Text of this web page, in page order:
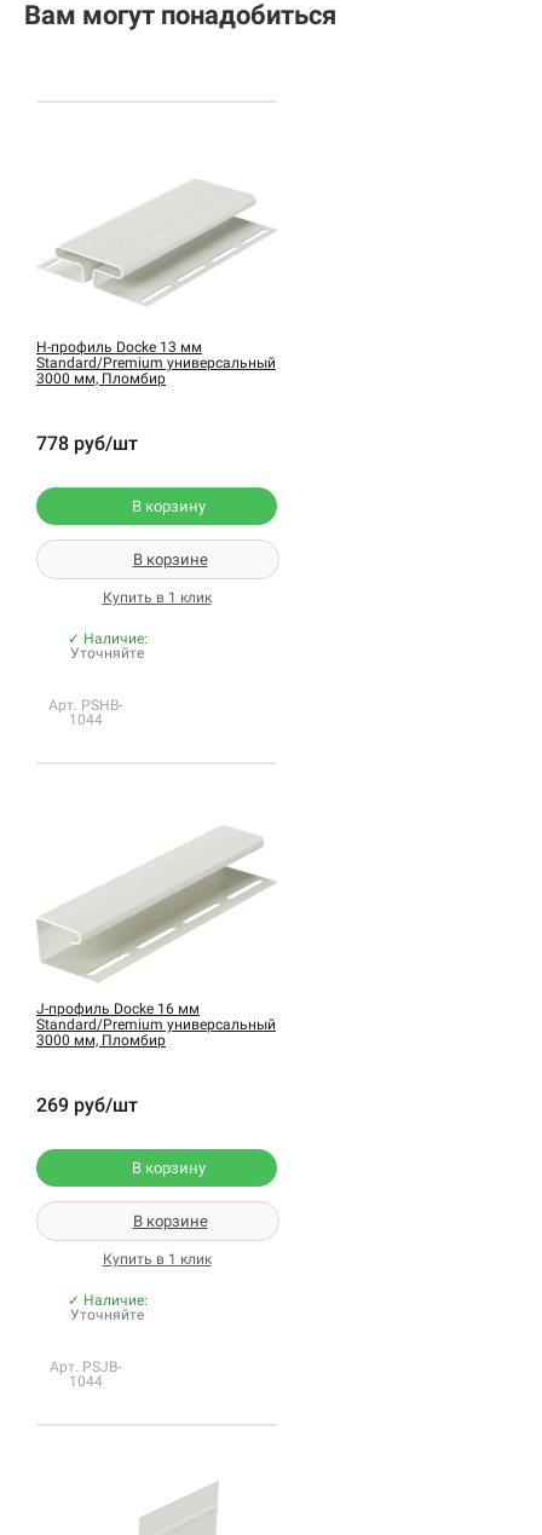
Вам могут понадобиться
H-профиль Docke 13 мм
Standard/Premium универсальный
3000 мм, Пломбир
778 руб/шт
В корзину
В корзине
Купить в 1 клик
✓ Наличие:
Уточняйте
Арт. PSHB-
1044
J-профиль Docke 16 мм
Standard/Premium универсальный
3000 мм, Пломбир
269 руб/шт
В корзину
В корзине
Купить в 1 клик
✓ Наличие:
Уточняйте
Арт. PSJB-
1044